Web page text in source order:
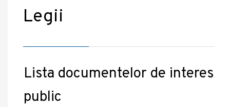
Legii
Lista documentelor de interes
public